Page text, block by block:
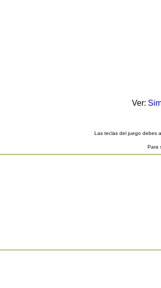
Ver:
Las teclas del juego debes
Para